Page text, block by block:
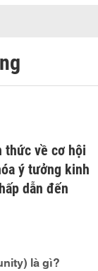
thức về cơ hội
ý tưởng kinh
dẫn đến
là gì?